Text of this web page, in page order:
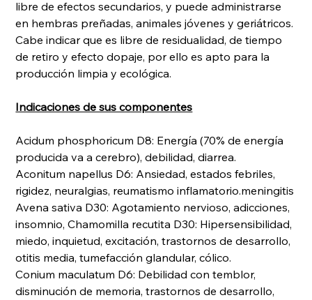
libre de efectos secundarios, y puede administrarse
en hembras preñadas, animales jóvenes y geriátricos.
Cabe indicar que es libre de residualidad, de tiempo
de retiro y efecto dopaje, por ello es apto para la
producción limpia y ecológica.
Indicaciones de sus componentes
Acidum phosphoricum D8: Energía (70% de energía
producida va a cerebro), debilidad, diarrea.
Aconitum napellus D6: Ansiedad, estados febriles,
rigidez, neuralgias, reumatismo inflamatorio.meningitis
Avena sativa D30: Agotamiento nervioso, adicciones,
insomnio, Chamomilla recutita D30: Hipersensibilidad,
miedo, inquietud, excitación, trastornos de desarrollo,
otitis media, tumefacción glandular, cólico.
Conium maculatum D6: Debilidad con temblor,
disminución de memoria, trastornos de desarrollo,